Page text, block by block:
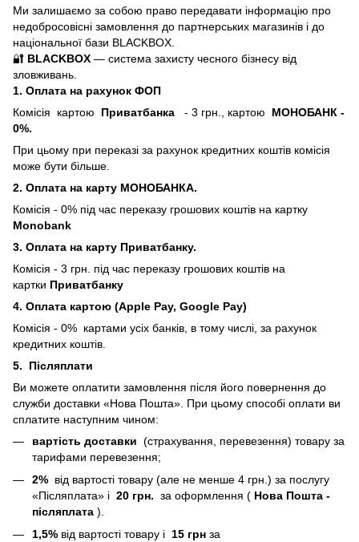
Ми залишаємо за собою право передавати інформацію про
недобросовісні замовлення до партнерських магазинів і до
національної бази BLACKBOX.
🔐 BLACKBOX — система захисту чесного бізнесу від
зловживань.
1. Оплата на рахунок ФОП
Комісія картою Приватбанка - 3 грн., картою МОНОБАНК -
0%.
При цьому при переказі за рахунок кредитних коштів комісія
може бути більше.
2. Оплата на карту МОНОБАНКА.
Комісія - 0% під час переказу грошових коштів на картку
Monobank
3. Оплата на карту Приватбанку.
Комісія - 3 грн. під час переказу грошових коштів на
картки Приватбанку
4. Оплата картою (Apple Pay, Google Pay)
Комісія - 0% картами усіх банків, в тому числі, за рахунок
кредитних коштів.
5. Післяплати
Ви можете оплатити замовлення після його повернення до
служби доставки «Нова Пошта». При цьому способі оплати ви
сплатите наступним чином:
вартість доставки (страхування, перевезення) товару за
тарифами перевезення;
2% від вартості товару (але не менше 4 грн.) за послугу
«Післяплата» і 20 грн. за оформлення ( Нова Пошта -
післяплата ).
1,5% від вартості товару і 15 грн за